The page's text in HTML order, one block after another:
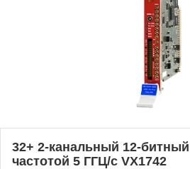
32+ 2-канальный 12-битный
частотой 5 ГГЦ/с VX1742